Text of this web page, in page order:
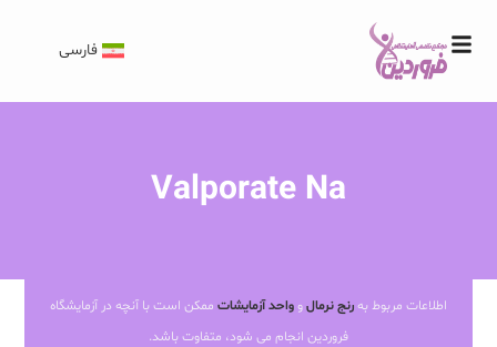
فارسی
Valporate Na
اطلاعات مربوط بهرنج نرمالو واحد آزمایشات ممکن است با آنچه در آزمایشگاه
فروردین انجام می شود، متفاوت باشد.